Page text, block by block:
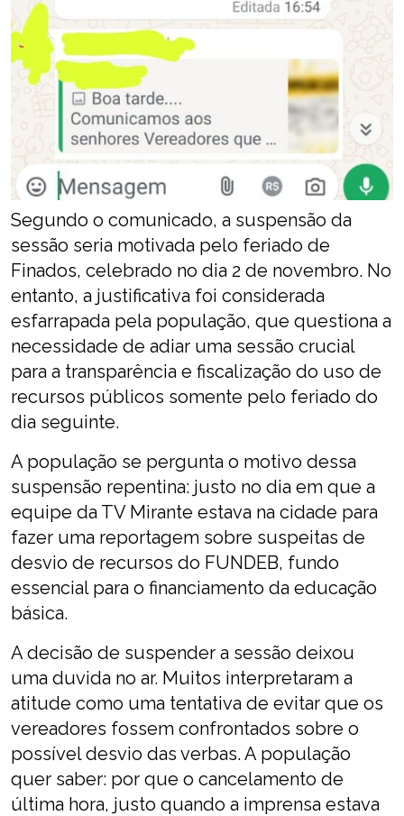
Segundo o comunicado, a suspensão da
sessão seria motivada pelo feriado de
Finados, celebrado no dia 2 de novembro. No
entanto, a justificativa foi considerada
esfarrapada pela população, que questiona a
necessidade de adiar uma sessão crucial
para a transparência e fiscalização do uso de
recursos públicos somente pelo feriado do
dia seguinte.
A população se pergunta o motivo dessa
suspensão repentina: justo no dia em que a
equipe da TV Mirante estava na cidade para
fazer uma reportagem sobre suspeitas de
desvio de recursos do FUNDEB, fundo
essencial para o financiamento da educação
básica.
A decisão de suspender a sessão deixou
uma duvida no ar. Muitos interpretaram a
atitude como uma tentativa de evitar que os
vereadores fossem confrontados sobre o
possível desvio das verbas. A população
quer saber: por que o cancelamento de
última hora, justo quando a imprensa estava